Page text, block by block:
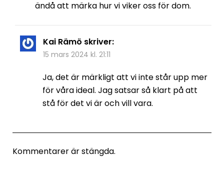
ändå att märka hur vi viker oss för dom.
Kai Rämö skriver:
15 mars 2024 kl. 21:11
Ja, det är märkligt att vi inte står upp mer
för våra ideal. Jag satsar så klart på att
stå för det vi är och vill vara.
Kommentarer är stängda.